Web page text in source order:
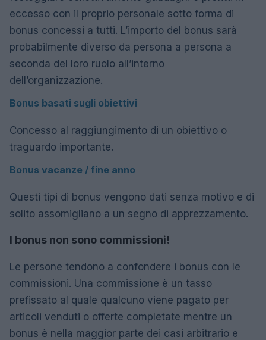
eccesso con il proprio personale sotto forma di
bonus concessi a tutti. L’importo del bonus sarà
probabilmente diverso da persona a persona a
seconda del loro ruolo all’interno
dell’organizzazione.
Bonus basati sugli obiettivi
Concesso al raggiungimento di un obiettivo o
traguardo importante.
Bonus vacanze / fine anno
Questi tipi di bonus vengono dati senza motivo e di
solito assomigliano a un segno di apprezzamento.
I bonus non sono commissioni!
Le persone tendono a confondere i bonus con le
commissioni. Una commissione è un tasso
prefissato al quale qualcuno viene pagato per
articoli venduti o offerte completate mentre un
bonus è nella maggior parte dei casi arbitrario e